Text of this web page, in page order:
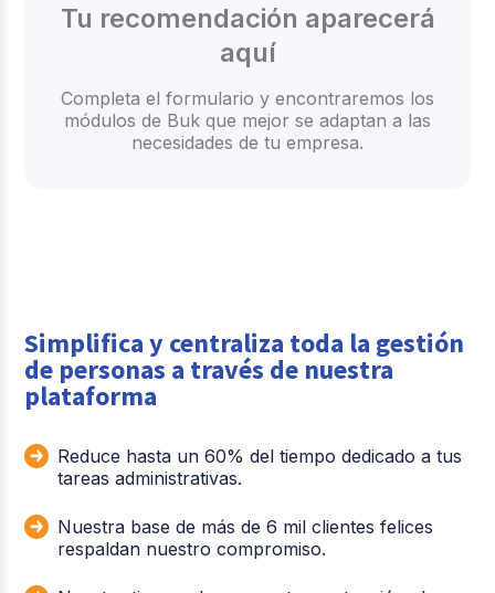
Tu recomendación aparecerá
aquí
Completa el formulario y encontraremos los
módulos de Buk que mejor se adaptan a las
necesidades de tu empresa.
Simplifica y centraliza toda la gestión
de personas a través de nuestra
plataforma
Reduce hasta un 60% del tiempo dedicado a tus
tareas administrativas.
Nuestra base de más de 6 mil clientes felices
respaldan nuestro compromiso.